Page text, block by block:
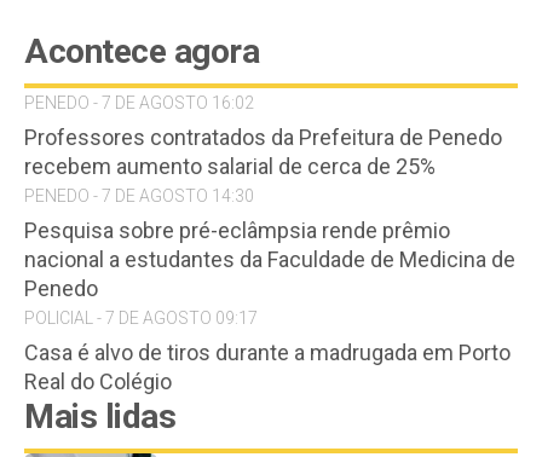
Acontece agora
PENEDO - 7 DE AGOSTO 16:02
Professores contratados da Prefeitura de Penedo
recebem aumento salarial de cerca de 25%
PENEDO - 7 DE AGOSTO 14:30
Pesquisa sobre pré-eclâmpsia rende prêmio
nacional a estudantes da Faculdade de Medicina de
Penedo
POLICIAL - 7 DE AGOSTO 09:17
Casa é alvo de tiros durante a madrugada em Porto
Real do Colégio
Mais lidas